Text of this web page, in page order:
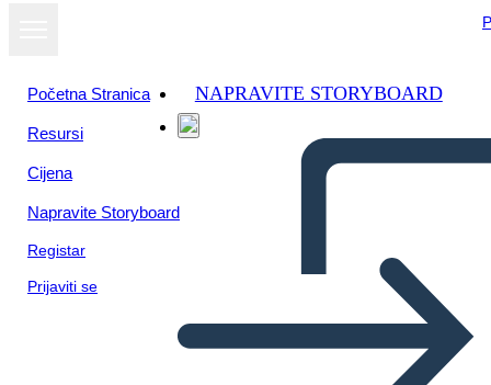
Početna Stranica
Resursi
Cijena
Napravite Storyboard
Registar
Prijaviti se
NAPRAVITE STORYBOARD